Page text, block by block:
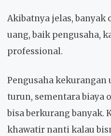
Akibatnya jelas, banyak
uang, baik pengusaha,
professional.
Pengusaha kekurangan
turun, sementara biaya
bisa berkurang banyak.
khawatir nanti kalau